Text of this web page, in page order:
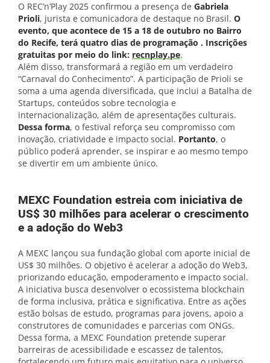
O REC’n’Play 2025 confirmou a presença de Gabriela
Prioli, jurista e comunicadora de destaque no Brasil. O
evento, que acontece de 15 a 18 de outubro no Bairro
do Recife, terá quatro dias de programação . Inscrições
gratuitas por meio do link: recnplay.pe.
Além disso, transformará a região em um verdadeiro
“Carnaval do Conhecimento”. A participação de Prioli se
soma a uma agenda diversificada, que inclui a Batalha de
Startups, conteúdos sobre tecnologia e
internacionalização, além de apresentações culturais.
Dessa forma, o festival reforça seu compromisso com
inovação, criatividade e impacto social. Portanto, o
público poderá aprender, se inspirar e ao mesmo tempo
se divertir em um ambiente único.
MEXC Foundation estreia com iniciativa de
US$ 30 milhões para acelerar o crescimento
e a adoção do Web3
A MEXC lançou sua fundação global com aporte inicial de
US$ 30 milhões. O objetivo é acelerar a adoção do Web3,
priorizando educação, empoderamento e impacto social.
A iniciativa busca desenvolver o ecossistema blockchain
de forma inclusiva, prática e significativa. Entre as ações
estão bolsas de estudo, programas para jovens, apoio a
construtores de comunidades e parcerias com ONGs.
Dessa forma, a MEXC Foundation pretende superar
barreiras de acessibilidade e escassez de talentos,